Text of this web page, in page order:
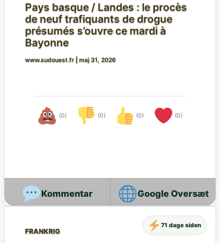
Pays basque / Landes : le procès
de neuf trafiquants de drogue
présumés s’ouvre ce mardi à
Bayonne
www.sudouest.fr maj 31, 2026
(0) (0) (0) (0)
Google Oversæt
FRANKRIG
71 dage siden